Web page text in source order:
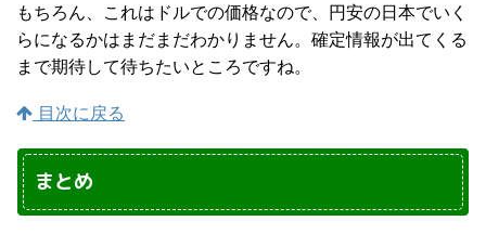
もちろん、これはドルでの価格なので、円安の日本でいく
らになるかはまだまだわかりません。確定情報が出てくる
まで期待して待ちたいところですね。
目次に戻る
まとめ